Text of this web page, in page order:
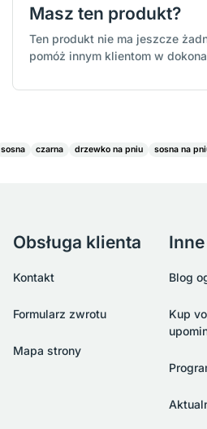
Masz ten produkt?
Ten produkt nie ma jeszcze
pomóż innym klientom w
sosna czarna drzewko na pniu sosna na
Obsługa klienta
Kontakt
Formularz zwrotu
Mapa strony
Inne
Blog
Kup